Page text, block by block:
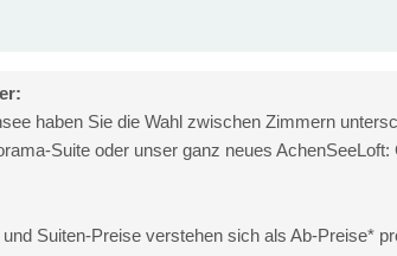
haben Sie die Wahl zwischen Zimmern
Suite oder unser ganz neues
Suiten-Preise verstehen sich als Ab-Preise*